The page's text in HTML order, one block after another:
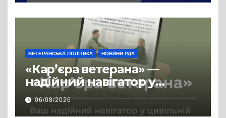
ВЕТЕРАНСЬКА ПОЛІТИКА НОВИНИ РДА
«Кар’єра ветерана» —
надійний навігатор у
цивільній професії
06/08/2026